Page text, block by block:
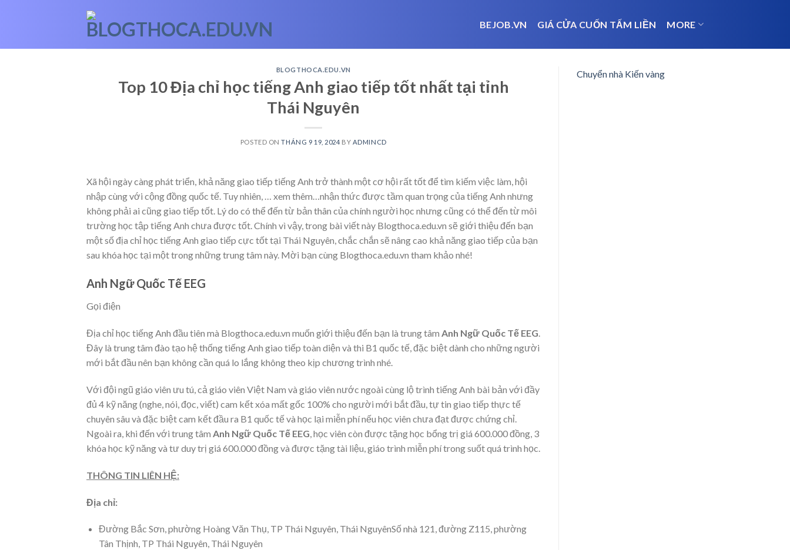
BEJOB.VN GIÁ CỬA CUỐN TẤM LIỀN MORE
BLOGTHOCA.EDU.VN
Top 10 Địa chỉ học tiếng Anh giao tiếp tốt nhất tại tỉnh
Thái Nguyên
POSTED ONTHÁNG 9 19, 2024 BY ADMINCD
Xã hội ngày càng phát triển, khả năng giao tiếp tiếng Anh trở thành một cơ hội rất tốt để tìm kiếm việc làm, hội
nhập cùng với cộng đồng quốc tế. Tuy nhiên,
… xem thêm… nhận thức được tầm quan trọng của tiếng Anh nhưng
không phải ai cũng giao tiếp tốt. Lý do có thể đến từ bản thân của chính người học nhưng cũng có thể đến từ môi
trường học tập tiếng Anh chưa được tốt. Chính vì vậy, trong bài viết này Blogthoca.edu.vn sẽ giới thiệu đến bạn
một số địa chỉ học tiếng Anh giao tiếp cực tốt tại Thái Nguyên, chắc chắn sẽ nâng cao khả năng giao tiếp của bạn
sau khóa học tại một trong những trung tâm này. Mời bạn cùng Blogthoca.edu.vn tham khảo nhé!
Anh Ngữ Quốc Tế EEG
Gọi điện
Địa chỉ học tiếng Anh đầu tiên mà Blogthoca.edu.vn muốn giới thiệu đến bạn là trung tâm Anh Ngữ Quốc Tế EEG.
Đây là trung tâm đào tạo hệ thống tiếng Anh giao tiếp toàn diện và thi B1 quốc tế, đặc biệt dành cho những người
mới bắt đầu nên bạn không cần quá lo lắng không theo kịp chương trình nhé.
Với đội ngũ giáo viên ưu tú, cả giáo viên Việt Nam và giáo viên nước ngoài cùng lộ trình tiếng Anh bài bản với đầy
đủ 4 kỹ năng (nghe, nói, đọc, viết) cam kết xóa mất gốc 100% cho người mới bắt đầu, tự tin giao tiếp thực tế
chuyên sâu và đặc biệt cam kết đầu ra B1 quốc tế và học lại miễn phí nếu học viên chưa đạt được chứng chỉ.
Ngoài ra, khi đến với trung tâm Anh Ngữ Quốc Tế EEG, học viên còn được tặng học bổng trị giá 600.000 đồng, 3
khóa học kỹ năng và tư duy trị giá 600.000 đồng và được tặng tài liệu, giáo trình miễn phí trong suốt quá trình học.
THÔNG TIN LIÊN HỆ:
Địa chỉ:
Đường Bắc Sơn, phường Hoàng Văn Thụ, TP Thái Nguyên, Thái NguyênSố nhà 121, đường Z115, phường
Tân Thịnh, TP Thái Nguyên, Thái Nguyên
Chuyển nhà Kiến vàng